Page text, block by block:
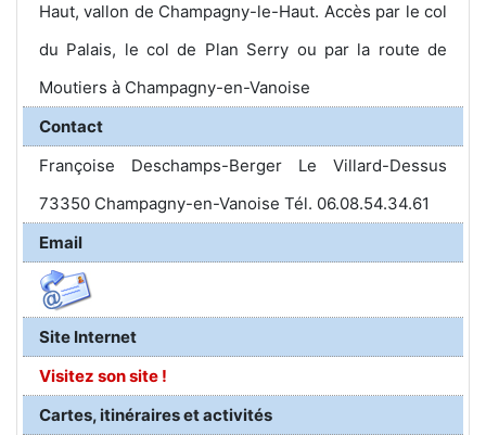
Haut, vallon de Champagny-le-Haut. Accès par le col
du Palais, le col de Plan Serry ou par la route de
Moutiers à Champagny-en-Vanoise
Contact
Françoise Deschamps-Berger Le Villard-Dessus
73350 Champagny-en-Vanoise Tél. 06.08.54.34.61
Email
Site Internet
Visitez son site !
Cartes, itinéraires et activités